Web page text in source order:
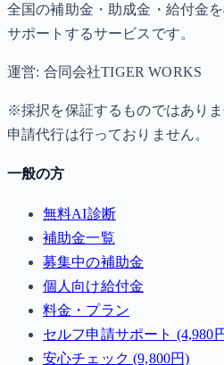
全国の補助金・助成金・給付金
サポートするサービスです。
運営: 合同会社TIGER WORKS
※採択を保証するものではありま
申請代行は行っておりません。
一般の方
無料AI診断
補助金一覧
募集中の補助金
個人向け給付金
料金・プラン
セルフ申請サポート (4,980
安心チェック (9,800円)